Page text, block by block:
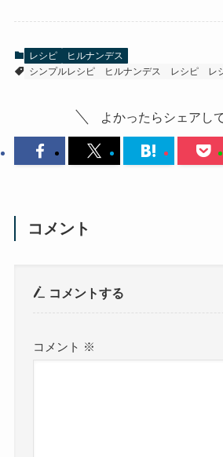
レシピ
ヒルナンデス
シンプルレシピ
ヒルナンデス レシピ レ
よかったらシェアし
コメント
コメントする
コメント ※